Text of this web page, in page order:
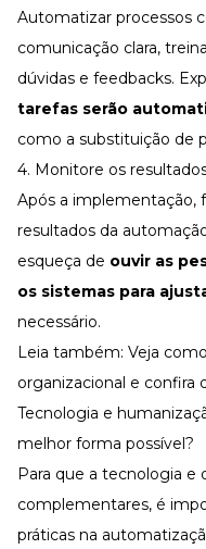
Automatizar processos
comunicação clara,
dúvidas e feedbacks.
tarefas serão
como a substituição de
4. Monitore os
Após a implementação,
resultados da
esqueça de ouvir as
os sistemas para
necessário.
Leia também: Veja
organizacional e confira
Tecnologia e
melhor forma possível?
Para que a tecnologia e
complementares, é
práticas na